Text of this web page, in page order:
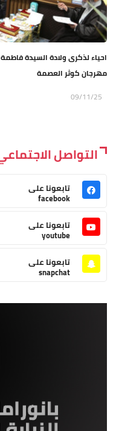
احياء لذكرى ولادة السيدة
مهرجان كوثر العصمة
09/11/25
التواصل
تابعونا على
facebook
تابعونا على
youtube
تابعونا على
snapchat